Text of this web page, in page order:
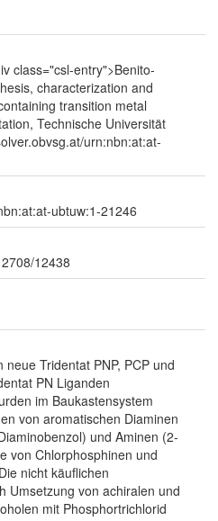
class="csl-entry">Benito-
characterization and
transition metal
Technische Universität
urn:nbn:at:at-
ubtuw:1-21246
12438
Tridentat PNP, PCP und
PN Liganden
im Baukastensystem
von aromatischen Diaminen
und Aminen (2-
von Chlorphosphinen und
nicht käuflichen
Umsetzung von achiralen und
mit Phosphortrichlorid